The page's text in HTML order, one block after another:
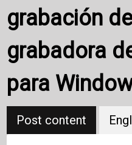
grabación
grabadora
para
Post content